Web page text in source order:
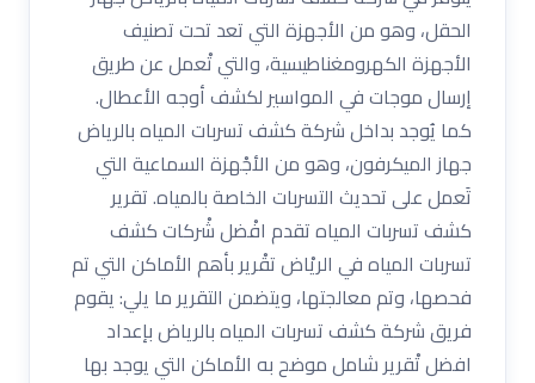
الحقل، وهو من الأجهزة التي تعد تحت تصنيف
الأجهزة الكهرومغناطيسية، والتي تْعمل عن طريق
إرسال موجات في المواسير لكشف أوجه الأعطال.
كما يُوجد بداخل شركة كشف تسربات المياه بالرياض
جهاز الميكرفون، وهو من الأجْهزة السماعية التي
تَعمل على تحديث التسربات الخاصة بالمياه. تقرير
كشف تسربات المياه تقدم افْضل شْركات كشف
تسربات المياه في الريْاض تقْرير بأهم الأماكن التي تم
فحصها، وتم معالجتها، ويتضمن التقرير ما يلي: يقوم
فريق شركة كشف تسربات المياه بالرياض بإعداد
افضل تْقرير شامل موضح به الأماكن التي يوجد بها